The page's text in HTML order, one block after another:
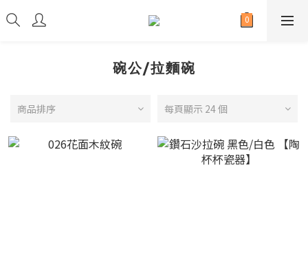
碗公/拉麵碗
商品排序 每頁顯示 24 個